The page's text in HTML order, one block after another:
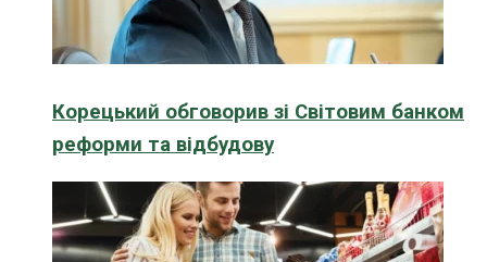
Корецький обговорив зі Світовим банком
реформи та відбудову